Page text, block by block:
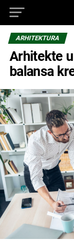
ARHITEKTURA
Arhitekte
balansa